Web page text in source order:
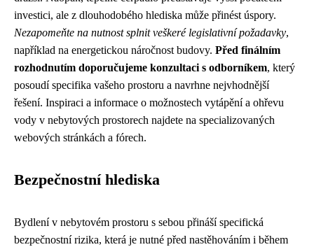
investici, ale z dlouhodobého hlediska může přinést úspory.
Nezapomeňte na nutnost splnit veškeré legislativní požadavky,
například na energetickou náročnost budovy. Před finálním
rozhodnutím doporučujeme konzultaci s odborníkem, který
posoudí specifika vašeho prostoru a navrhne nejvhodnější
řešení. Inspiraci a informace o možnostech vytápění a ohřevu
vody v nebytových prostorech najdete na specializovaných
webových stránkách a fórech.
Bezpečnostní hlediska
Bydlení v nebytovém prostoru s sebou přináší specifická
bezpečnostní rizika, která je nutné před nastěhováním i během